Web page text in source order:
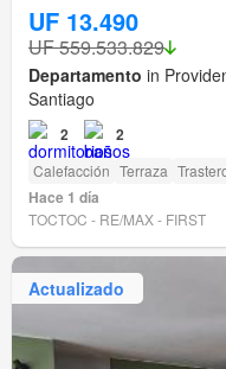
UF 13.490
UF 559.533.829
Departamento in
Santiago
2 2
Calefacción Terraza
Hace 1 día
TOCTOC - RE/MAX - FIRST
Actualizado